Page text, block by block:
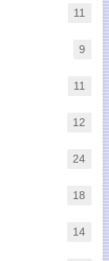
11
9
11
12
24
18
14